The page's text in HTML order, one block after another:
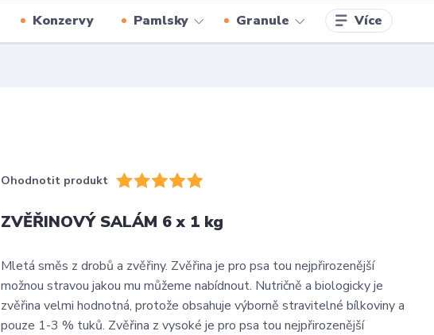
Konzervy Pamlsky Granule Více
Ohodnotit produkt
ZVĚŘINOVÝ SALÁM 6 x 1 kg
Mletá směs z drobů a zvěřiny. Zvěřina je pro psa tou nejpřirozenější
možnou stravou jakou mu můžeme nabídnout. Nutričně a biologicky je
zvěřina velmi hodnotná, protože obsahuje výborně stravitelné bílkoviny a
pouze 1-3 % tuků. Zvěřina z vysoké je pro psa tou nejpřirozenější